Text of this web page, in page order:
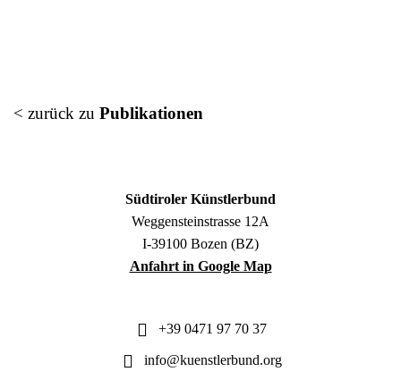
< zurück zu Publikationen
Südtiroler Künstlerbund
Weggensteinstrasse 12A
I-39100 Bozen (BZ)
Anfahrt in Google Map
+39 0471 97 70 37
info@kuenstlerbund.org